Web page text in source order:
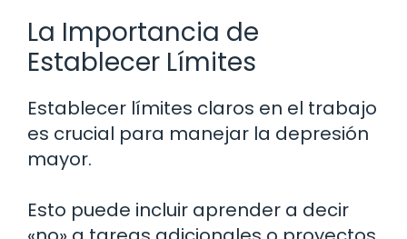
La Importancia de
Establecer Límites
Establecer límites claros en el trabajo
es crucial para manejar la depresión
mayor.
Esto puede incluir aprender a decir